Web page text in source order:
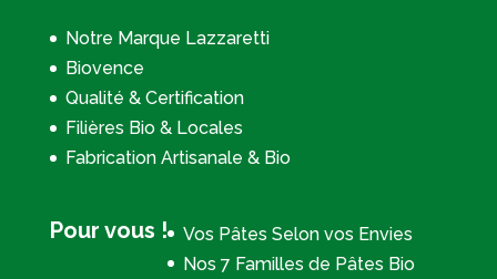
Notre Marque Lazzaretti
Biovence
Qualité & Certification
Filières Bio & Locales
Fabrication Artisanale & Bio
Pour vous !
Vos Pâtes Selon vos Envies
Nos 7 Familles de Pâtes Bio